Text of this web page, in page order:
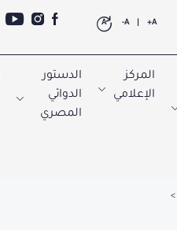
A+
A-
A
المركز
الإعلامي
الدستور
الدوائي
المصري